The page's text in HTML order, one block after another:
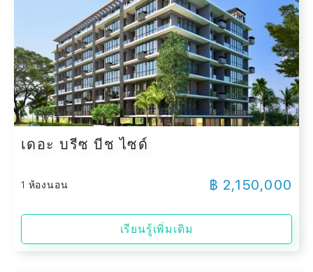
เดอะ บรีซ บีช ไซด์
1 ห้องนอน ฿ 2,150,000
เรียนรู้เพิ่มเติม